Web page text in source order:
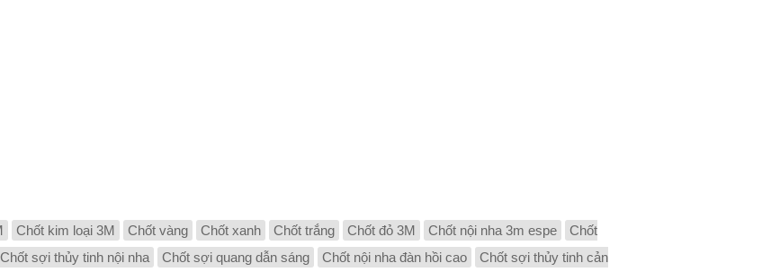
Chốt kim loại 3M Chốt vàng Chốt xanh Chốt trắng Chốt đỏ 3M Chốt nội nha 3m espe
Chốt
Chốt sợi thủy tinh nội nha Chốt sợi quang dẫn sáng Chốt nội nha đàn hồi cao
Chốt sợi thủy tinh cản